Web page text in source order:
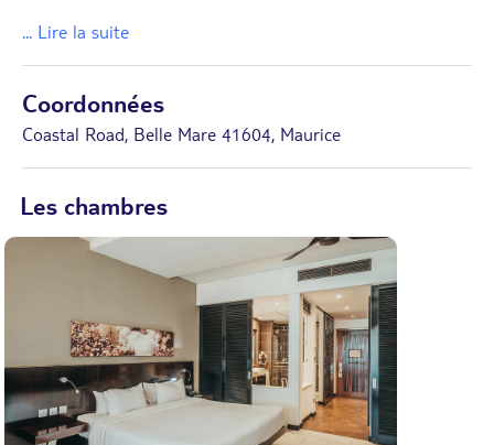
... Lire la suite
Coordonnées
Coastal Road, Belle Mare 41604, Maurice
Les chambres